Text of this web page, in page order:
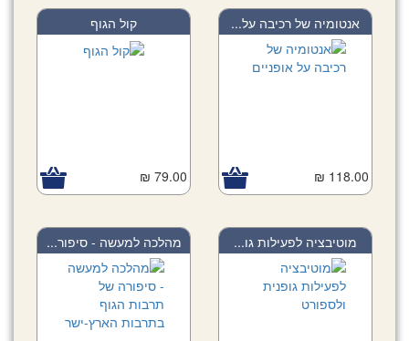
אנטומיה של רכיבה על...
118.00 ₪
קול הגוף
79.00 ₪
מוטיבציה לפעילות גו... מהלכה למעשה - סיפור...